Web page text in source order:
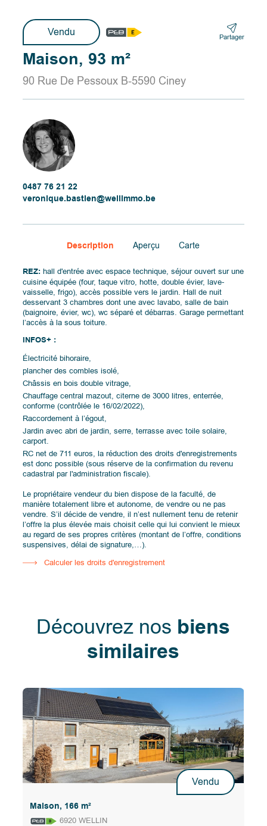
Vendu Partager
Maison, 93 m²
90 Rue De Pessoux B-5590 Ciney
0487 76 21 22
veronique.bastien@wellimmo.be
Description Aperçu Carte
REZ: hall d'entrée avec espace technique, séjour ouvert sur une
cuisine équipée (four, taque vitro, hotte, double évier, lave-
vaisselle, frigo), accès possible vers le jardin. Hall de nuit
desservant 3 chambres dont une avec lavabo, salle de bain
(baignoire, évier, wc), wc séparé et débarras. Garage permettant
l’accès à la sous toiture.
INFOS+ :
Électricité bihoraire,
plancher des combles isolé,
Châssis en bois double vitrage,
Chauffage central mazout, citerne de 3000 litres, enterrée,
conforme (contrôlée le 16/02/2022),
Raccordement à l’égout,
Jardin avec abri de jardin, serre, terrasse avec toile solaire,
carport.
RC net de 711 euros, la réduction des droits d'enregistrements
est donc possible (sous réserve de la confirmation du revenu
cadastral par l'administration fiscale).
Le propriétaire vendeur du bien dispose de la faculté, de
manière totalement libre et autonome, de vendre ou ne pas
vendre. S’il décide de vendre, il n’est nullement tenu de retenir
l’offre la plus élevée mais choisit celle qui lui convient le mieux
au regard de ses propres critères (montant de l’offre, conditions
suspensives, délai de signature,…).
Calculer les droits d'enregistrement
Découvrez nos biens
similaires
Vendu
Maison, 166 m²
6920 WELLIN